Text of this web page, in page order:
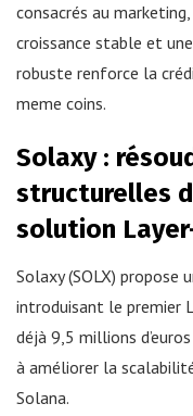
consacrés au
croissance stable et
robuste renforce la
meme coins.
Solaxy :
structurelles
solution
Solaxy (SOLX) propose
introduisant le premier
déjà 9,5 millions
à améliorer la
Solana.